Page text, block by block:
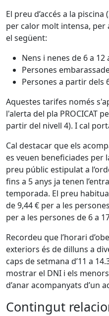
El preu d’accés a la piscina
per calor molt intensa, per
el següent:
Nens i nenes de 6 a
Persones
Persones a partir dels
Aquestes tarifes només
l'alerta del pla PROCICAT
partir del nivell 4). I cal
Cal destacar que els
es veuen beneficiades per
preu públic estipulat a
fins a 5 anys ja tenen
temporada. El preu
de 9,44 € per a les
per a les persones de 6 a
Recordeu que l’horari
exteriors és de dilluns a
caps de setmana d’11 a
mostrar el DNI i els
d’anar acompanyats d’un
Contingut